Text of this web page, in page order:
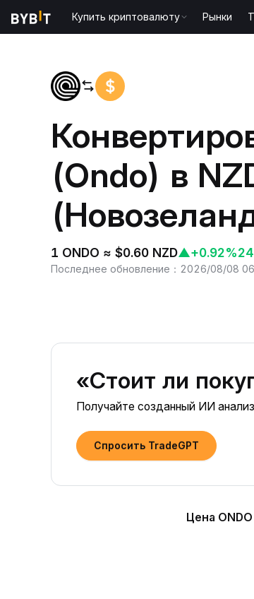
Купить криптовалюту Рынки
(Ondo) в
1 ONDO ≈ $0.60 NZD▲+0.92%
Последнее обновление ： 2026/08/08
«Стоит ли
Получайте созданный ИИ
Спросить TradeGPT
Цена ONDO